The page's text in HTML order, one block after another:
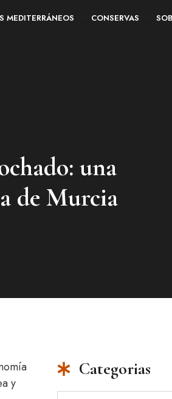
MEDITERRÁNEOS CONSERVAS
una
de Murcia
y
Categorias